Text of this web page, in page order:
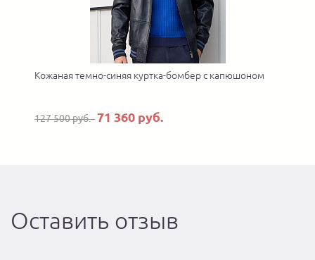
Кожаная темно-синяя куртка-бомбер с капюшоном
127 500 руб.71 360 руб.
Оставить отзыв